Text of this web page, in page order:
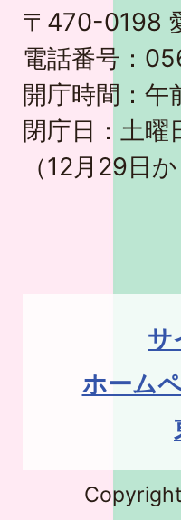
〒470-0198
電話番号：
開庁時間：
閉庁日：土曜
（12月29日
サ
ホーム